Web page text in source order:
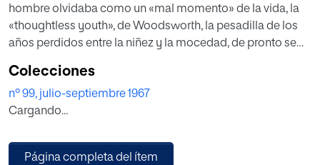
hombre olvidaba como un «mal momento» de la vida, la
«thoughtless youth», de Woodsworth, la pesadilla de los
años perdidos entre la niñez y la mocedad, de pronto se
pulula, se agita, inquieta, desafía, agrede y lanza al ya
turbulento mundo de la difícil convivencia humana el reto
de su propio sistema de vida y de valores. ¿Qué le ocurre a
Colecciones
nº 99, julio-septiembre 1967
Cargando...
Página completa del ítem